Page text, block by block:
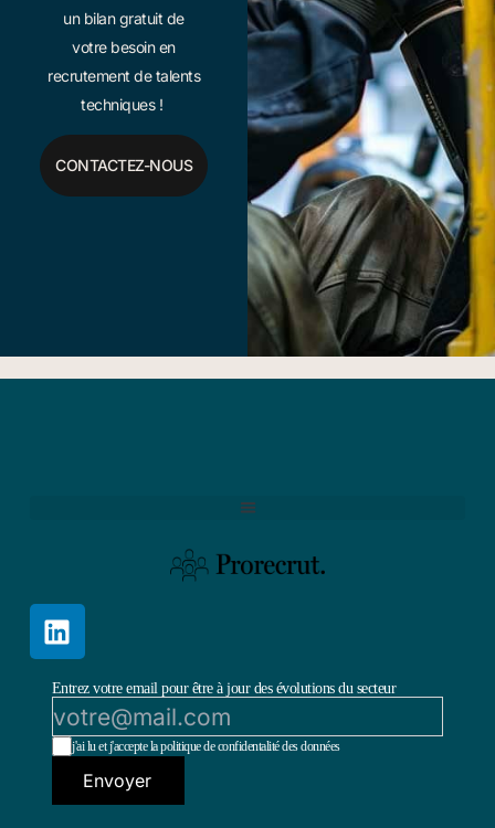
un bilan gratuit de
votre besoin en
recrutement de talents
techniques !
CONTACTEZ-NOUS
Entrez votre email pour être à jour des évolutions du secteur
j'ai lu et j'accepte la politique de confidentalité des données
Envoyer